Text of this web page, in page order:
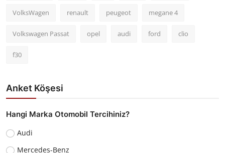
VolksWagen renault peugeot megane 4
Volkswagen Passat opel audi ford clio
f30
Anket Köşesi
Hangi Marka Otomobil Tercihiniz?
Audi
Mercedes-Benz